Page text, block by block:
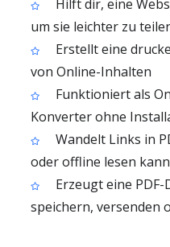
Hilft dir, eine
um sie leichter zu
Erstellt eine
von Online-Inhalten
Funktioniert als
Konverter ohne
Wandelt Links in
oder offline lesen
Erzeugt eine
speichern, versenden